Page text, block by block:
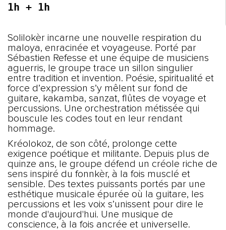
1h + 1h
Solilokèr incarne une nouvelle respiration du
maloya, enracinée et voyageuse. Porté par
Sébastien Refesse et une équipe de musiciens
aguerris, le groupe trace un sillon singulier
entre tradition et invention. Poésie, spiritualité et
force d’expression s’y mêlent sur fond de
guitare, kakamba, sanzat, flûtes de voyage et
percussions. Une orchestration métissée qui
bouscule les codes tout en leur rendant
hommage.
Kréolokoz, de son côté, prolonge cette
exigence poétique et militante. Depuis plus de
quinze ans, le groupe défend un créole riche de
sens inspiré du fonnkèr, à la fois musclé et
sensible. Des textes puissants portés par une
esthétique musicale épurée où la guitare, les
percussions et les voix s’unissent pour dire le
monde d'aujourd'hui. Une musique de
conscience, à la fois ancrée et universelle.